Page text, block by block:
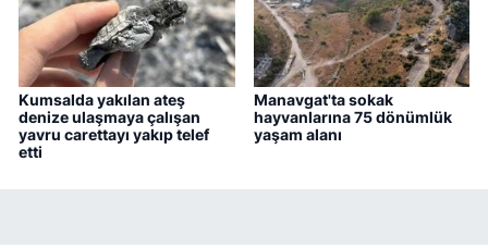
Kumsalda yakılan ateş
denize ulaşmaya çalışan
yavru carettayı yakıp telef
etti
Manavgat'ta sokak
hayvanlarına 75 dönümlük
yaşam alanı